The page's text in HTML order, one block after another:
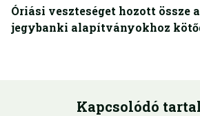
Óriási veszteséget hozott össze
jegybanki alapítványokhoz
Kapcsolódó